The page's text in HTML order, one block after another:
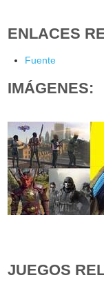
ENLACES
Fuente
IMÁGENES:
JUEGOS